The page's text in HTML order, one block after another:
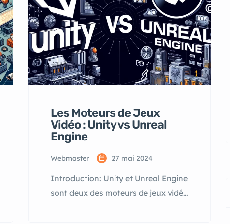
Les Moteurs de Jeux
Vidéo : Unity vs Unreal
Engine
Webmaster 27 mai 2024
Introduction: Unity et Unreal Engine
sont deux des moteurs de jeux vidéo